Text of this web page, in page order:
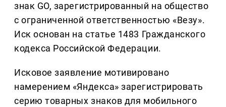
знак GO, зарегистрированный на общество
с ограниченной ответственностью «Везу».
Иск основан на статье 1483 Гражданского
кодекса Российской Федерации.
Исковое заявление мотивировано
намерением «Яндекса» зарегистрировать
серию товарных знаков для мобильного